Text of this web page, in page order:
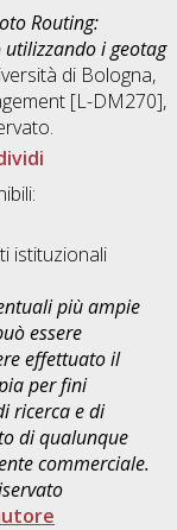
Routing:
i geotag
di Bologna,
[L-DM270],
istituzionali
più ampie
essere
effettuato il
per fini
ricerca e di
di qualunque
commerciale.